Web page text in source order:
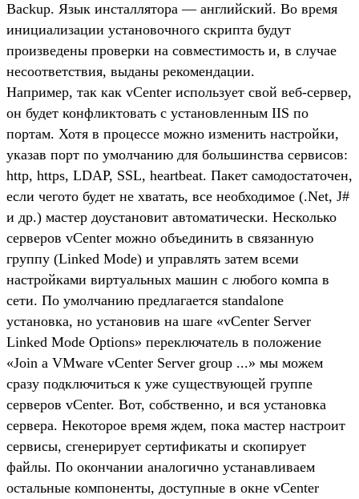
Backup. Язык инсталлятора — английский. Во время
инициализации установочного скрипта будут
произведены проверки на совместимость и, в случае
несоответствия, выданы рекомендации.
Например, так как vCenter использует свой веб-сервер,
он будет конфликтовать с установленным IIS по
портам. Хотя в процессе можно изменить настройки,
указав порт по умолчанию для большинства сервисов:
http, https, LDAP, SSL, heartbeat. Пакет самодостаточен,
если чегото будет не хватать, все необходимое (.Net, J#
и др.) мастер доустановит автоматически. Несколько
серверов vCenter можно объединить в связанную
группу (Linked Mode) и управлять затем всеми
настройками виртуальных машин с любого компа в
сети. По умолчанию предлагается standalone
установка, но установив на шаге «vCenter Server
Linked Mode Options» переключатель в положение
«Join a VMware vCenter Server group ...» мы можем
сразу подключиться к уже существующей группе
серверов vCenter. Вот, собственно, и вся установка
сервера. Некоторое время ждем, пока мастер настроит
сервисы, сгенерирует сертификаты и скопирует
файлы. По окончании аналогично устанавливаем
остальные компоненты, доступные в окне vCenter